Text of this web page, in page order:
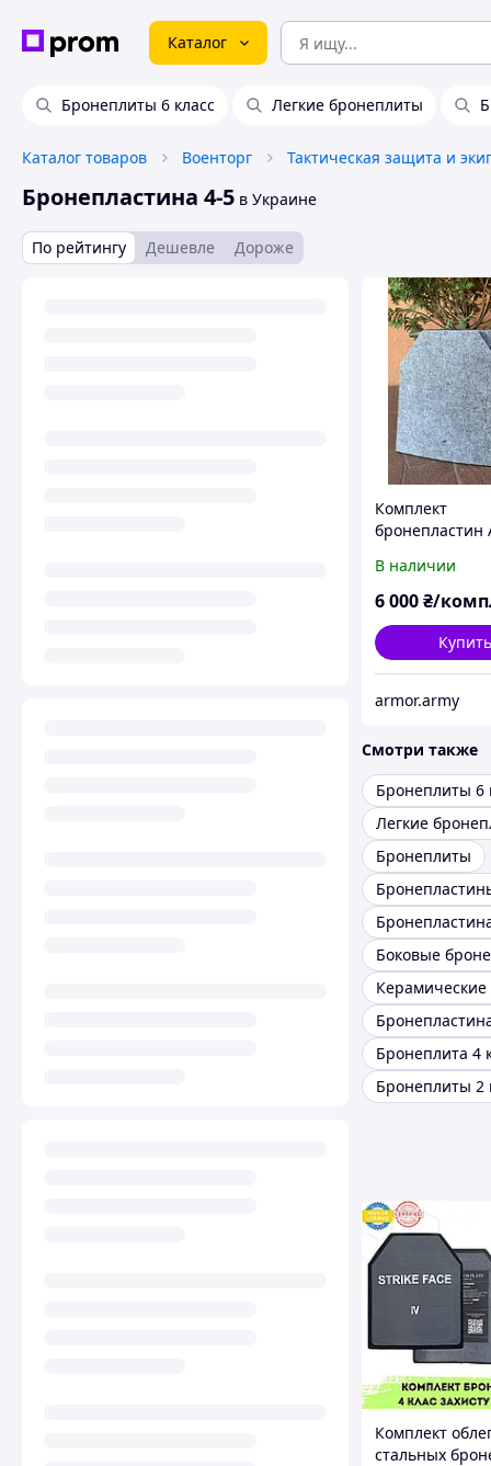
Каталог
Бронеплиты 6 класс Легкие бронеплиты
Каталог товаров Военторг Тактическая защита и
Бронепластина 4-5 в Украине
По рейтингу Дешевле Дороже
Комплект
бронепластин
облегченная
Швеция
В наличии
6 000₴/
Купить
armor.army
Смотри также
Бронеплиты 6
Легкие
Бронеплиты
Бронеплита 4
Бронеплиты 2
Комплект
стальных